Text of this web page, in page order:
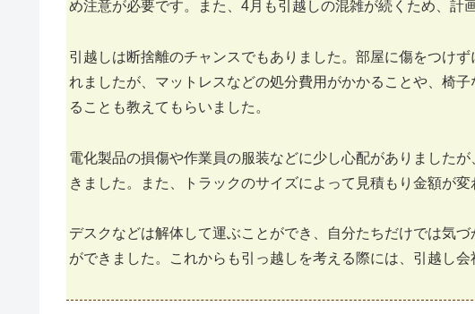
め注意が必要です。また、4月も引越しの混雑が続くため、計
引越しは断捨離のチャンスでもありました。部屋に傷をつけ
れましたが、マットレスなどの処分費用がかかることや、椅
ることも教えてもらいました。
電化製品の損傷や作業員の服装などに少し心配がありました
きました。また、トラックのサイズによって見積もり金額が変
デスクなどは解体して運ぶことができ、自分たちだけでは気
ができました。これからも引っ越しを考える際には、引越し会